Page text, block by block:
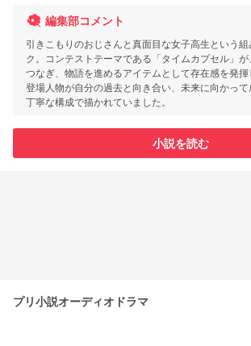
編集部コメント
引きこもりのおじさんと真面目な女子高生という
ク。コンテストテーマである「タイムカプセル」
つなぎ、物語を進めるアイテムとして存在感を発
登場人物が自分の過去と向き合い、未来に向かっ
丁寧な構成で描かれていました。
小説を読む
プリ小説オーディオドラマ